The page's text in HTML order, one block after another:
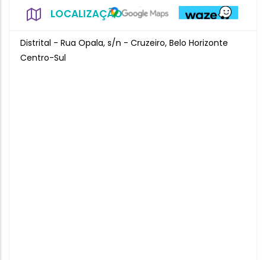
LOCALIZAÇÃO
Distrital - Rua Opala, s/n - Cruzeiro, Belo Horizonte
Centro-Sul